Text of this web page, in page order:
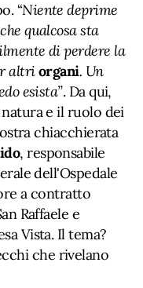
“Niente deprime
qualcosa sta
di perdere la
altriorgani. Un
esista”. Da qui,
natura e il ruolo dei
chiacchierata
, responsabile
dell'Ospedale
a contratto
Raffaele e
Vista. Il tema?
che rivelano